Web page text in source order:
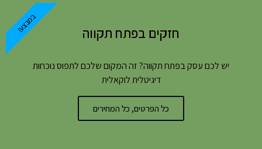
חזקים בפתח תקווה
יש לכם עסק בפתח תקווה? זה המקום שלכם לתפוס נוכחות
דיגיטלית לוקאלית
כל הפרטים, כל המחירים
במבצע!